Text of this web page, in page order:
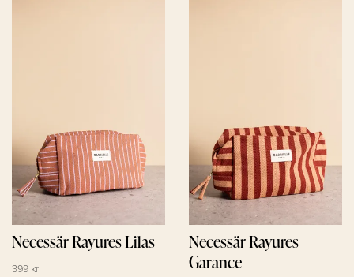
Necessär Rayures Lilas
399 kr
Necessär Rayures
Garance